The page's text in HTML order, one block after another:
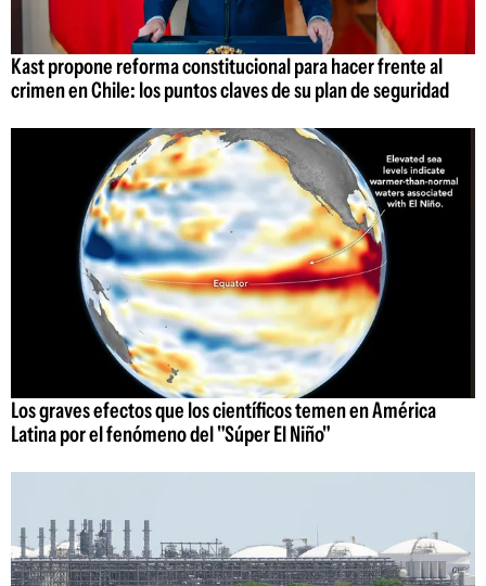
Kast propone reforma constitucional para hacer frente al
crimen en Chile: los puntos claves de su plan de seguridad
Los graves efectos que los científicos temen en América
Latina por el fenómeno del "Súper El Niño"